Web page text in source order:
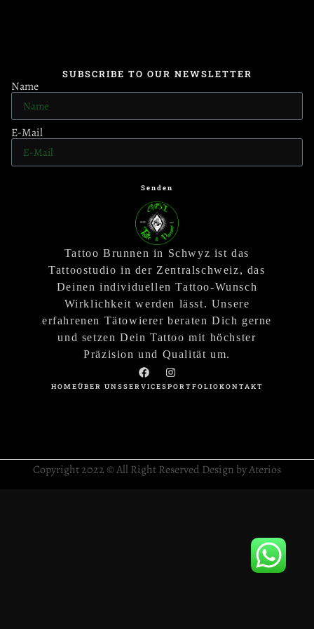
SUBSCRIBE TO OUR NEWSLETTER
Name
E-Mail
Senden
Tattoo Brunnen in Schwyz ist das
Tattoostudio in der Zentralschweiz, das
Deinen individuellen Tattoo-Wunsch
Wirklichkeit werden lässt. Unsere
erfahrenen Tätowierer beraten Dich gerne
und setzen Dein Tattoo mit höchster
Präzision und Qualität um.
HOMEÜBER UNSSERVICESPORTFOLIOKONTAKT
Copyright 2022 © All Right Reserved Design by Aterios